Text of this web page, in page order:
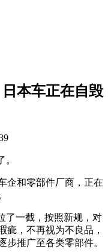
本车正在自毁
企和零部件厂商，正在
了一截，按照新规，对
疵，不再视为不良品，
步推广至各类零部件。